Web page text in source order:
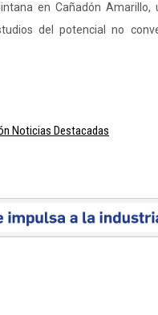
en Cañadón Amarillo,
del potencial no
Noticias Destacadas